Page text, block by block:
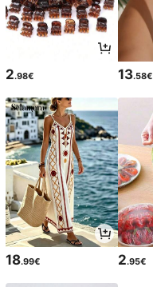
2.98€ 13.58€
18.99€ 2.95€